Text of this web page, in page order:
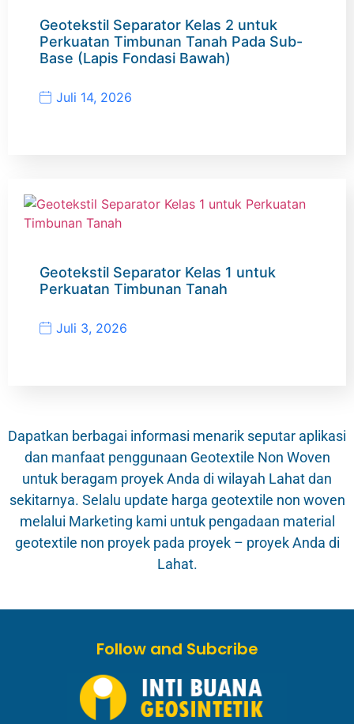
Geotekstil Separator Kelas 2 untuk
Perkuatan Timbunan Tanah Pada Sub-
Base (Lapis Fondasi Bawah)
Juli 14, 2026
Geotekstil Separator Kelas 1 untuk
Perkuatan Timbunan Tanah
Juli 3, 2026
Dapatkan berbagai informasi menarik seputar aplikasi
dan manfaat penggunaan Geotextile Non Woven
untuk beragam proyek Anda di wilayah Lahat dan
sekitarnya. Selalu update harga geotextile non woven
melalui Marketing kami untuk pengadaan material
geotextile non proyek pada proyek – proyek Anda di
Lahat.
Follow and Subcribe